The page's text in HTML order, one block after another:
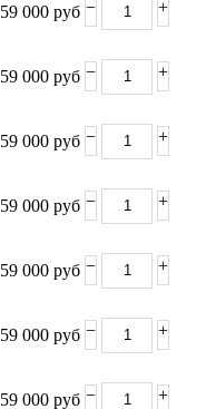
59 000 руб − +
59 000 руб − +
59 000 руб − +
59 000 руб − +
59 000 руб − +
59 000 руб − +
59 000 руб − +